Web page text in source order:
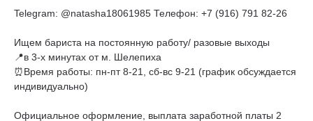
Telegram: @natasha18061985 Телефон: +7 (916) 791 82-26
Ищем бариста на постоянную работу/ разовые выходы
📍в 3-х минутах от м. Шелепиха
⏰Время работы: пн-пт 8-21, сб-вс 9-21 (график обсуждается
индивидуально)
Официальное оформление, выплата заработной платы 2